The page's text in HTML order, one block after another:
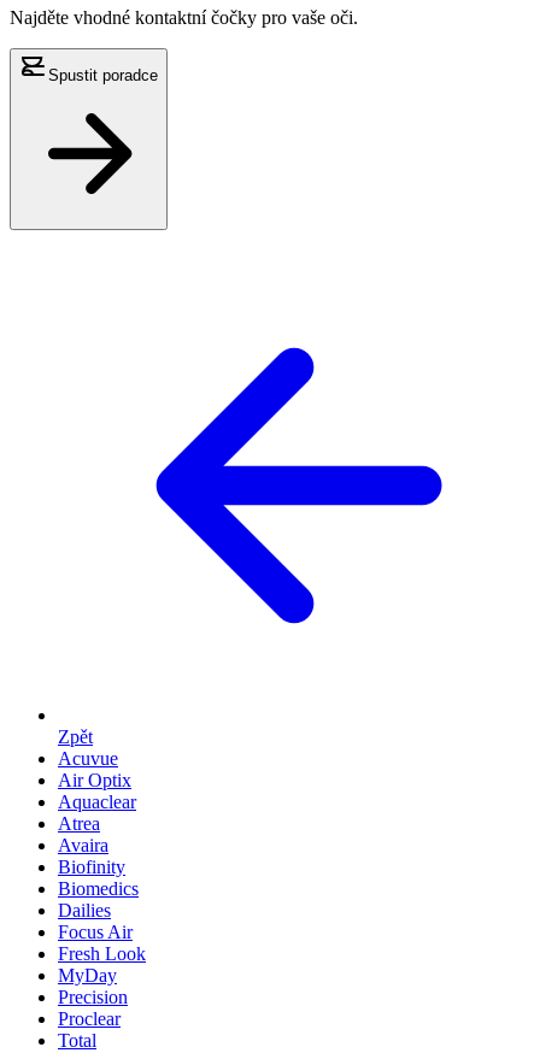
Najděte vhodné kontaktní čočky pro vaše oči.
Spustit poradce
Zpět
Acuvue
Air Optix
Aquaclear
Atrea
Avaira
Biofinity
Biomedics
Dailies
Focus Air
Fresh Look
MyDay
Precision
Proclear
Total